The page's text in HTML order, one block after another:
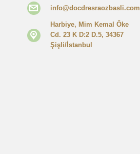
info@docdresraozbasli.com
Harbiye, Mim Kemal Öke
Cd. 23 K D:2 D.5, 34367
Şişli/İstanbul